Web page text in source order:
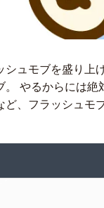
シュモブを盛り上
。 やるからには
ど、フラッシュモ